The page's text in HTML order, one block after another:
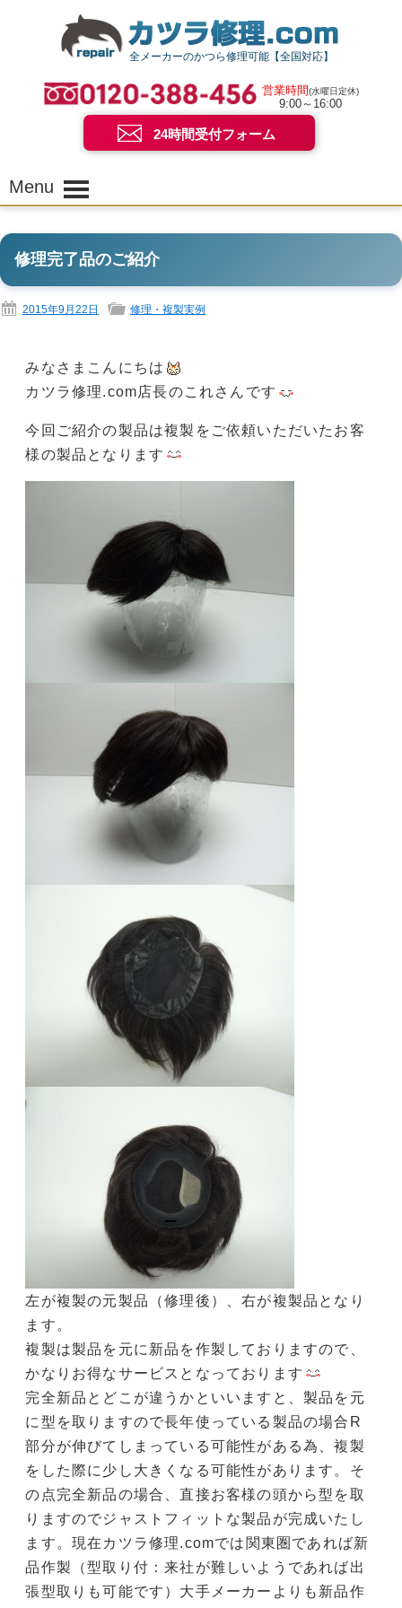
全メーカーのかつら修理可能【全国対応】
営業時間(水曜日定休)
9:00～16:00
24時間受付フォーム
Menu
修理完了品のご紹介
2015年9月22日 修理・複製実例
みなさまこんにちは
カツラ修理.com店長のこれさんです
今回ご紹介の製品は複製をご依頼いただいたお客
様の製品となります
左が複製の元製品（修理後）、右が複製品となり
ます。
複製は製品を元に新品を作製しておりますので、
かなりお得なサービスとなっております
完全新品とどこが違うかといいますと、製品を元
に型を取りますので長年使っている製品の場合R
部分が伸びてしまっている可能性がある為、複製
をした際に少し大きくなる可能性があります。そ
の点完全新品の場合、直接お客様の頭から型を取
りますのでジャストフィットな製品が完成いたし
ます。現在カツラ修理.comでは関東圏であれば新
品作製（型取り付：来社が難しいようであれば出
張型取りも可能です）大手メーカーよりも新品作